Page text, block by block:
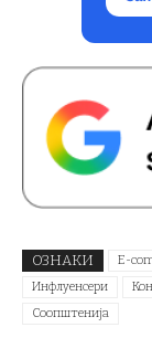
ОЗНАКИ E-
Инфлуенсери
Соопштенија